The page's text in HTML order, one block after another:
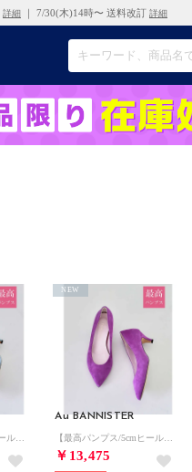
詳細 ｜ 7/30(木)14時〜 送料改訂 詳細
Au BANNISTER
￥13,475
NEW